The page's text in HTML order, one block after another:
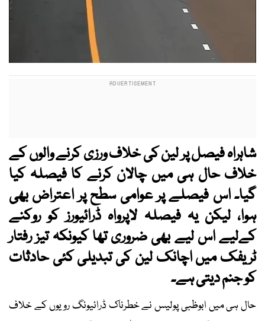
شاہراہ فیصل پر لین کی خلاف ورزی کرنے والوں کے
خلاف حال ہی میں چالان کرنے کا فیصلہ کیا
گیا۔ اس فیصلے پر عوامی سطح پر اعتراض بھی
ہوا، لیکن یہ فیصلہ لاپرواہ ڈرائیورز کو روکنے
کےلیے اس لیے بھی ضروری تھا کیونکہ تیز رفتار
ٹریفک میں اچانک لین کی تبدیلی کئی حادثات
کو جنم دیتی ہے۔
حال ہی میں ابوظبی پولیس نے خطرناک ڈرائیونگ رویوں کے خلاف